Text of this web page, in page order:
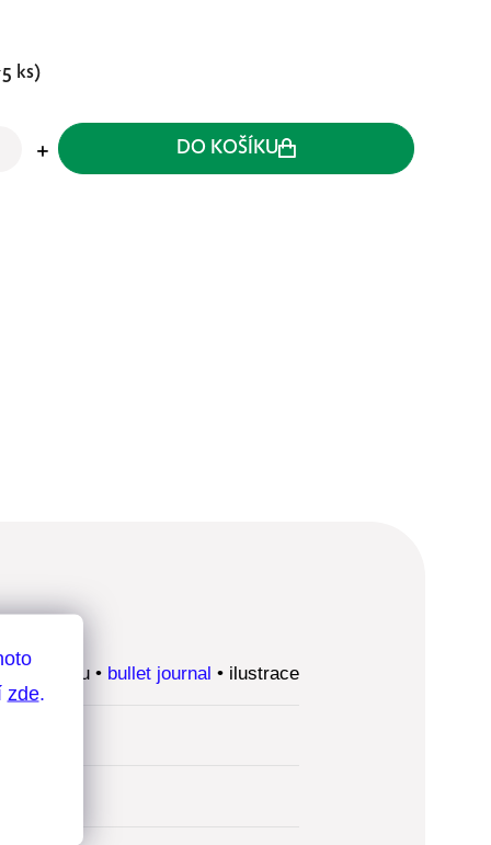
zde.
ks)
DO KOŠÍKU
i deníku • bullet journal • ilustrace